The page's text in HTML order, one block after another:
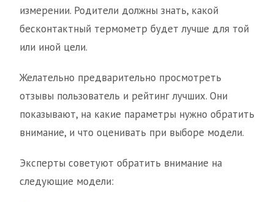
измерении. Родители должны знать, какой
бесконтактный термометр будет лучше для той
или иной цели.
Желательно предварительно просмотреть
отзывы пользователь и рейтинг лучших. Они
показывают, на какие параметры нужно обратить
внимание, и что оценивать при выборе модели.
Эксперты советуют обратить внимание на
следующие модели: